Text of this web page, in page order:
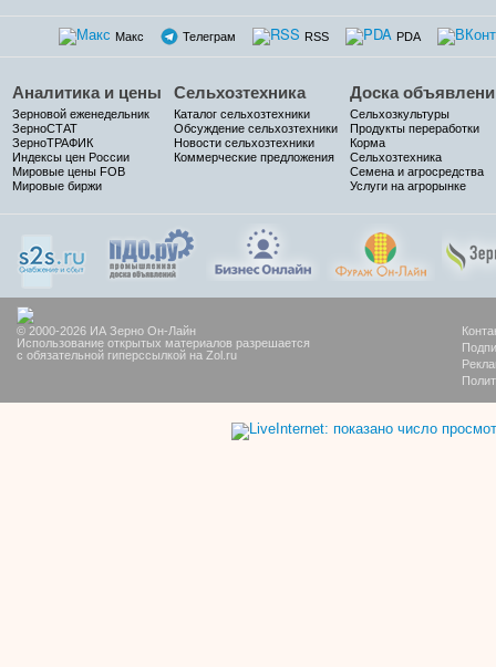
Макс Телеграм RSS PDA
Аналитика и цены
Зерновой еженедельник
ЗерноСТАТ
ЗерноТРАФИК
Индексы цен России
Мировые цены FOB
Мировые биржи
Сельхозтехника
Каталог сельхозтехники
Обсуждение сельхозтехники
Новости сельхозтехники
Коммерческие предложения
Доска
Сельхозкультуры
Продукты переработки
Корма
Сельхозтехника
Семена и агросредства
Услуги на агрорынке
© 2000-2026 ИА Зерно Он-Лайн
Использование открытых материалов разрешается
с обязательной гиперссылкой на Zol.ru